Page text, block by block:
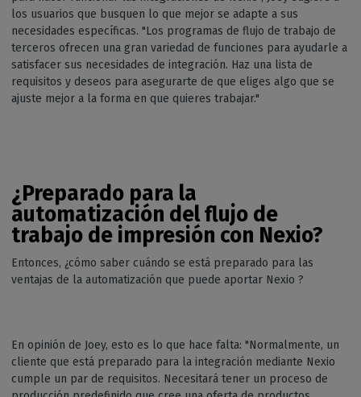
los usuarios que busquen lo que mejor se adapte a sus
necesidades específicas. "Los programas de flujo de trabajo de
terceros ofrecen una gran variedad de funciones para ayudarle a
satisfacer sus necesidades de integración. Haz una lista de
requisitos y deseos para asegurarte de que eliges algo que se
ajuste mejor a la forma en que quieres trabajar."
¿Preparado para la
automatización del flujo de
trabajo de impresión con Nexio?
Entonces, ¿cómo saber cuándo se está preparado para las
ventajas de la automatización que puede aportar Nexio ?
En opinión de Joey, esto es lo que hace falta: "Normalmente, un
cliente que está preparado para la integración mediante Nexio
cumple un par de requisitos. Necesitará tener un proceso de